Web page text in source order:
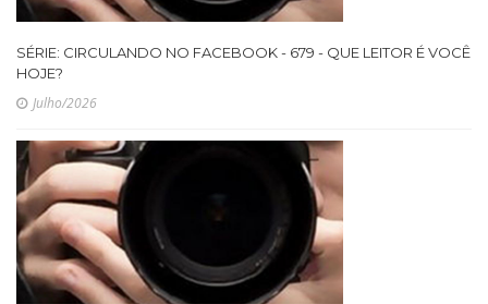
SÉRIE: CIRCULANDO NO FACEBOOK - 679 - QUE LEITOR É VOCÊ
HOJE?
Julho/2026